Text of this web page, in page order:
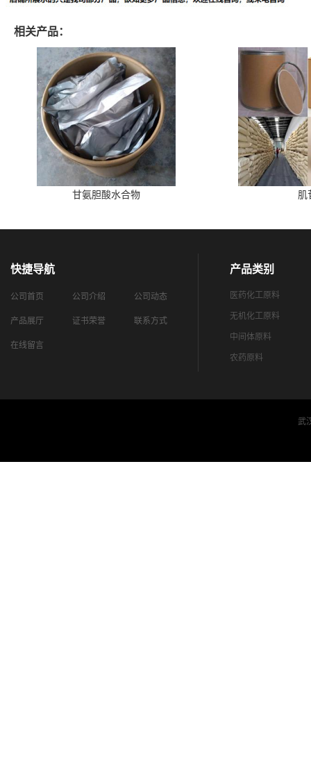
相关产品：
甘氨胆酸水合物 肌
快捷导航
公司首页 公司介绍 公司动态
产品展厅 证书荣誉 联系方式
在线留言
产品类别
医药化工原料
无机化工原料
中间体原料
农药原料
武